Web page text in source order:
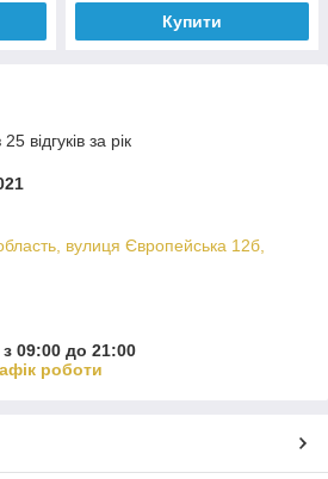
Купити
відгуків за рік
область, вулиця Європейська 12б,
09:00 до 21:00
роботи